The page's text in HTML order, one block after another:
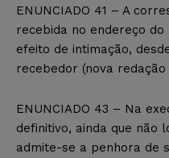
ENUNCIADO 41 – A
recebida no endereço
efeito de intimação,
recebedor (nova
ENUNCIADO 43 – Na
definitivo, ainda que não
admite-se a penhora de